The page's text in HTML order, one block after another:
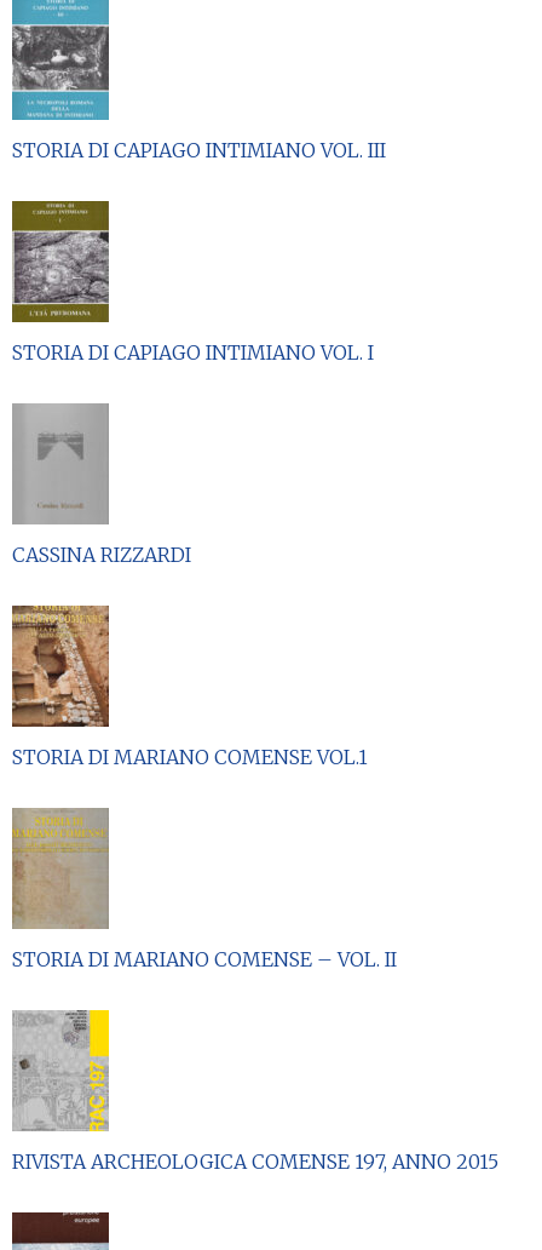
STORIA DI CAPIAGO INTIMIANO VOL. III
STORIA DI CAPIAGO INTIMIANO VOL. I
CASSINA RIZZARDI
STORIA DI MARIANO COMENSE VOL.1
STORIA DI MARIANO COMENSE – VOL. II
RIVISTA ARCHEOLOGICA COMENSE 197, ANNO 2015